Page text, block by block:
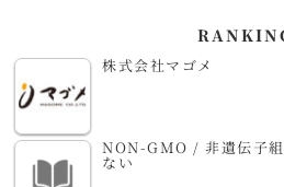
株式会社マゴメ
NON-GMO / 非遺伝子
ない